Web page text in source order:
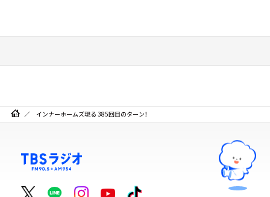
インナーホームズ現る 385回目のターン！